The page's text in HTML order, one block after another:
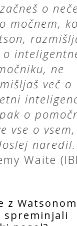
o
močnem,
ne
več o
o
vse o
naredil.
Waite
z Watsonom
spreminjali